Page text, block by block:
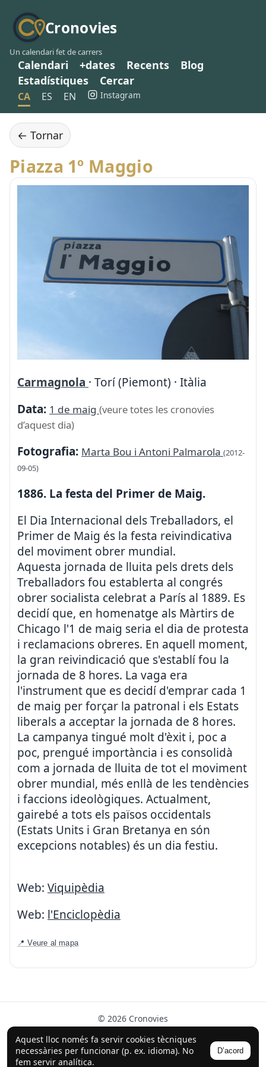
Cronovies
Un calendari fet de carrers
Calendari +dates Recents
Blog
Estadístiques
Cercar
CA ES EN Instagram
Aquest lloc només fa servir cookies tècniques
necessàries per funcionar (p. ex. idioma). No
fem servir analítica.
D’acord
← Tornar
Piazza 1º Maggio
Carmagnola · Torí (Piemont) · Itàlia
Data: 1 de maig (veure totes les cronovies
d’aquest dia)
Fotografia: Marta Bou i Antoni Palmarola (2012-
09-05)
1886. La festa del Primer de Maig.
El Dia Internacional dels Treballadors, el
Primer de Maig és la festa reivindicativa
del moviment obrer mundial.
Aquesta jornada de lluita pels drets dels
Treballadors fou establerta al congrés
obrer socialista celebrat a París al 1889. Es
decidí que, en homenatge als Màrtirs de
Chicago l'1 de maig seria el dia de protesta
i reclamacions obreres. En aquell moment,
la gran reivindicació que s'establí fou la
jornada de 8 hores. La vaga era
l'instrument que es decidí d'emprar cada 1
de maig per forçar la patronal i els Estats
liberals a acceptar la jornada de 8 hores.
La campanya tingué molt d'èxit i, poc a
poc, prengué importància i es consolidà
com a jornada de lluita de tot el moviment
obrer mundial, més enllà de les tendències
i faccions ideològiques. Actualment,
gairebé a tots els països occidentals
(Estats Units i Gran Bretanya en són
excepcions notables) és un dia festiu.
Web: Viquipèdia
Web: l'Enciclopèdia
📍 Veure al mapa
© 2026 Cronovies
Història als carrers · Desenvolupat amb l’ajuda de la IA
(ChatGPT).
Segueix-nos a Instagram